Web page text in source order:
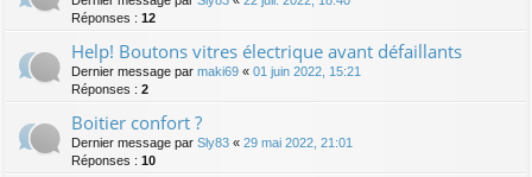
Réponses : 12
Help! Boutons vitres électrique avant défaillants
Dernier message par maki69 « 01 juin 2022, 15:21
Réponses : 2
Boitier confort ?
Dernier message par Sly83 « 29 mai 2022, 21:01
Réponses : 10